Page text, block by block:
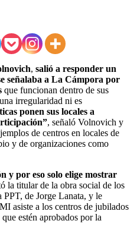
, salió a responder un
señalaba a La Cámpora por
que funcionan dentro de sus
irregularidad ni es
ponen sus locales a
, señaló Volnovich y
de centros en locales de
y de organizaciones como
y por eso solo elige mostrar
la titular de la obra social de los
PPT, de Jorge Lanata, y le
asiste a los centros de jubilados
estén aprobados por la